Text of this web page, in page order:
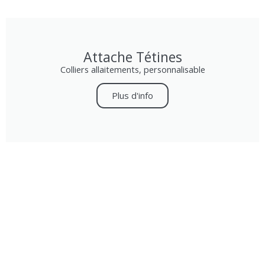
Attache Tétines
Colliers allaitements, personnalisable
Plus d'info